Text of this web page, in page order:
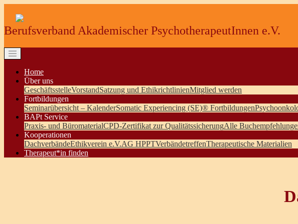
Berufsverband Akademischer PsychotherapeutInnen e.V.
Home
Über uns
GeschäftsstelleVorstandSatzung und EthikrichtlinienMitglied werden
Fortbildungen
Seminarübersicht – KalenderSomatic Experiencing (SE)® Fortbildungen
BAPt Service
Praxis- und BüromaterialCPD-Zertifikat zur QualitätssicherungAlle
Kooperationen
DachverbändeEthikverein e.V.AG HPPTVerbändetreffenTherapeutische Materialien
Therapeut*in finden